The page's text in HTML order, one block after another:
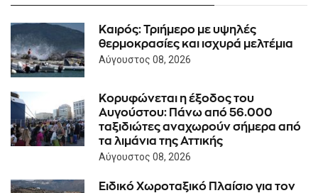
Καιρός: Τριήμερο με υψηλές
θερμοκρασίες και ισχυρά μελτέμια
Αύγουστος 08, 2026
Κορυφώνεται η έξοδος του
Αυγούστου: Πάνω από 56.000
ταξιδιώτες αναχωρούν σήμερα από
τα λιμάνια της Αττικής
Αύγουστος 08, 2026
Ειδικό Χωροταξικό Πλαίσιο για τον